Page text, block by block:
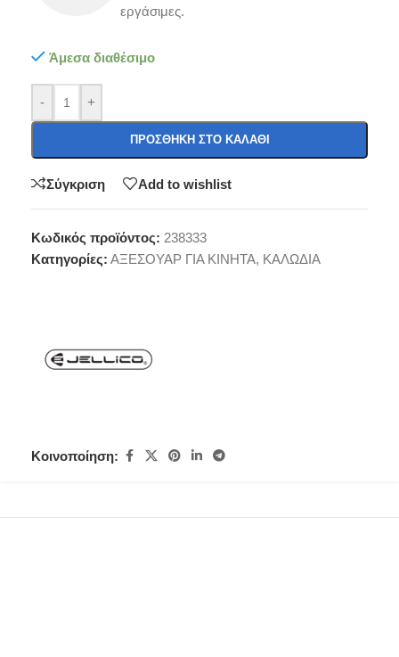
εργάσιμες.
Άμεσα διαθέσιμο
- +
ΠΡΟΣΘΉΚΗ ΣΤΟ ΚΑΛΆΘΙ
Σύγκριση Add to wishlist
Κωδικός προϊόντος: 238333
Κατηγορίες: ΑΞΕΣΟΥΑΡ ΓΙΑ ΚΙΝΗΤΑ, ΚΑΛΩΔΙΑ
Κοινοποίηση: